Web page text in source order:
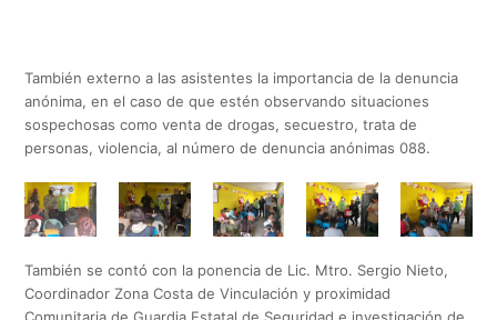
También externo a las asistentes la importancia de la denuncia
anónima, en el caso de que estén observando situaciones
sospechosas como venta de drogas, secuestro, trata de
personas, violencia, al número de denuncia anónimas 088.
También se contó con la ponencia de Lic. Mtro. Sergio Nieto,
Coordinador Zona Costa de Vinculación y proximidad
Comunitaria de Guardia Estatal de Seguridad e investigación de